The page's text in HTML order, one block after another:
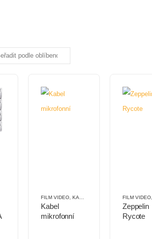
FILM VIDEO ,KABELY PŘÍSLUŠENSTVÍ ,XLR
Kabel
mikrofonní
FILM VIDEO,
Zeppelin
Rycote